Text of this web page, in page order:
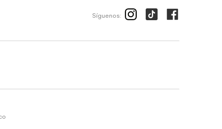
Síguenos: